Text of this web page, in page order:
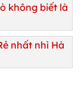
không biết là
nhất nhì Hà